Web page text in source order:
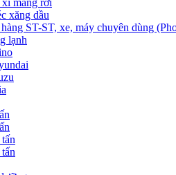
măng rời
xăng dầu
ST-ST, xe, máy chuyên dùng
lạnh